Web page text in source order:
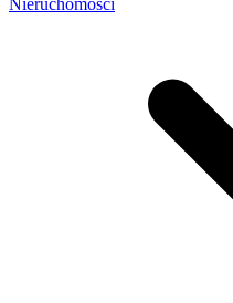
Nieruchomości